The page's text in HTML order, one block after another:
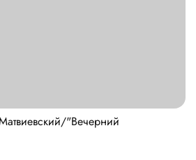
"Вечерний